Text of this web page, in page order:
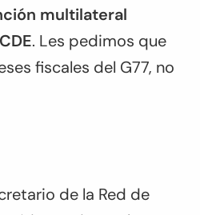
multilateral
. Les pedimos que
fiscales del G77, no
de la Red de